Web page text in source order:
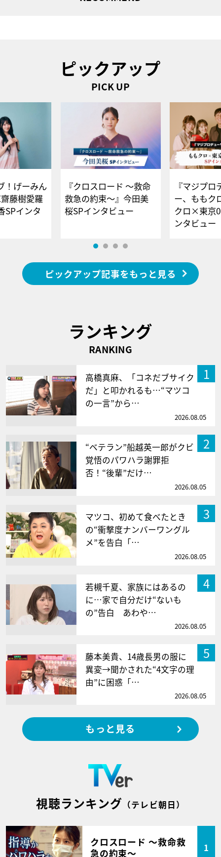
ピックアップ
PICK UP
！げーみん
藤樹愛羅
SPインタ
『クロスロード ～救命
救急の約束～』今田美
桜SPインタビュー
『マジプロ
ー、ももク
クロ×東京
ンタビュー
ピックアップ記事をもっと見る
ランキング
RANKING
1
高橋真麻、「コネだブサイク
だ」と叩かれるも…“マツコ
の一言”から…
2026.08.05
2
“ベテラン”船越英一郎がクビ
覚悟のパワハラ謝罪拒
否！“後輩”だけ…
2026.08.05
3
マツコ、初めて食べたとき
の“衝撃度ナンバーワングル
メ”を告白「…
2026.08.05
4
若槻千夏、家族にはあるの
に…家で自分だけ“ないも
の”告白 あわや…
2026.08.05
5
藤本美貴、14歳長男の服に
異変→聞かされた“4文字の理
由”に困惑「…
2026.08.05
もっと見る
視聴ランキング （テレビ朝日）
クロスロード ～救命救
急の約束～
1